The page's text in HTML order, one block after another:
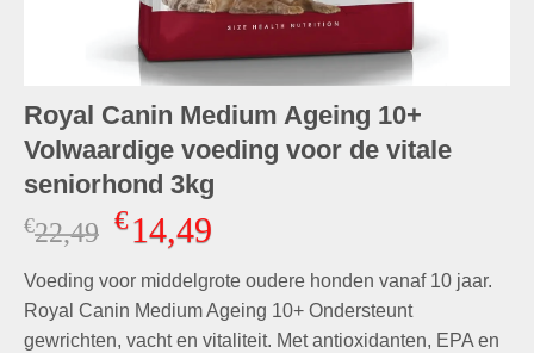
Royal Canin Medium Ageing 10+
Volwaardige voeding voor de vitale
seniorhond 3kg
€22,49 Oorspronkelijke
was:
€22,49.
€14,49Huidige
is:
€14,49.
Voeding voor middelgrote oudere honden vanaf 10 jaar.
Royal Canin Medium Ageing 10+ Ondersteunt
gewrichten, vacht en vitaliteit. Met antioxidanten, EPA en